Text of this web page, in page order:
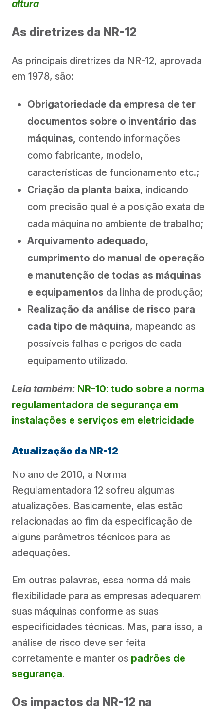
altura
As diretrizes da NR-12
As principais diretrizes da NR-12, aprovada
em 1978, são:
Obrigatoriedade da empresa de ter
documentos sobre o inventário das
máquinas, contendo informações
como fabricante, modelo,
características de funcionamento etc.;
Criação da planta baixa, indicando
com precisão qual é a posição exata de
cada máquina no ambiente de trabalho;
Arquivamento adequado,
cumprimento do manual de operação
e manutenção de todas as máquinas
e equipamentos da linha de produção;
Realização da análise de risco para
cada tipo de máquina, mapeando as
possíveis falhas e perigos de cada
equipamento utilizado.
Leia também: NR-10: tudo sobre a norma
regulamentadora de segurança em
instalações e serviços em eletricidade
Atualização da NR-12
No ano de 2010, a Norma
Regulamentadora 12 sofreu algumas
atualizações. Basicamente, elas estão
relacionadas ao fim da especificação de
alguns parâmetros técnicos para as
adequações.
Em outras palavras, essa norma dá mais
flexibilidade para as empresas adequarem
suas máquinas conforme as suas
especificidades técnicas. Mas, para isso, a
análise de risco deve ser feita
corretamente e manter os padrões de
segurança.
Os impactos da NR-12 na